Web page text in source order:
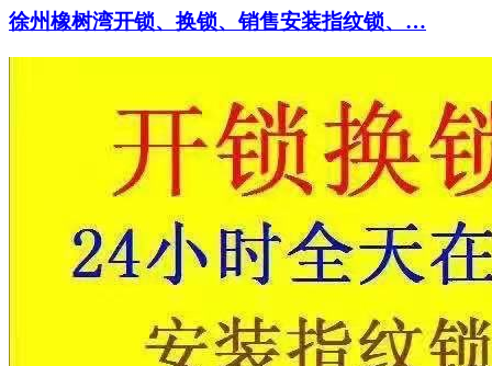
徐州橡树湾开锁、换锁、销售安装指纹锁、…